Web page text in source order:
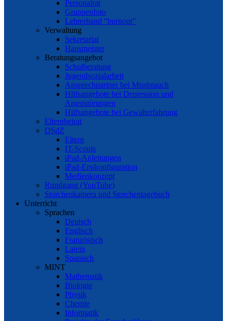
Personalrat
Gruppenfoto
Lehrerband “burnout”
Verwaltung
Sekretariat
Hausmeister
Beratungsangebot
Schulberatung
Jugendsozialarbeit
Ansprechpartner bei Missbrauch
Hilfsangebote bei Depression und
Angststörungen
Hilfsangebote bei Gewalterfahrung
Elternbeirat
DSdZ
Eltern
IT-Scouts
iPad-Anleitungen
iPad-Erstkonfiguration
Medienkonzept
Rundgang (YouTube)
Storchenkamera und Storchentagebuch
Unterricht
Sprachen
Deutsch
Englisch
Französisch
Latein
Spanisch
MINT
Mathematik
Biologie
Physik
Chemie
Informatik